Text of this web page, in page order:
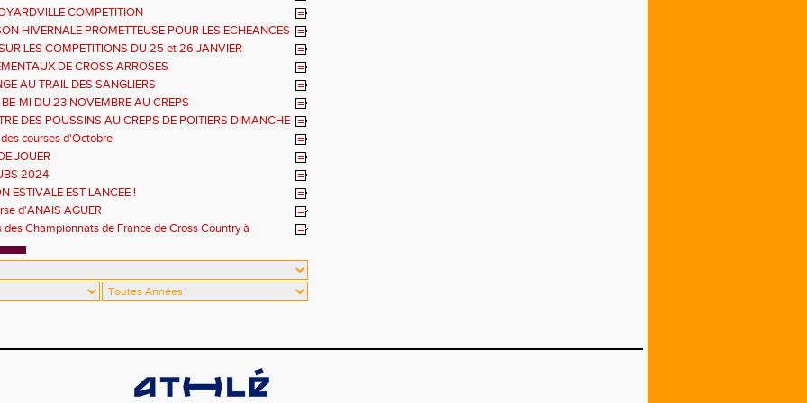
COMPETITION
HIVERNALE PROMETTEUSE POUR LES ECHEANCES
LES COMPETITIONS DU 25 et 26 JANVIER
DE CROSS ARROSES
AU TRAIL DES SANGLIERS
BE-MI DU 23 NOVEMBRE AU CREPS
DES POUSSINS AU CREPS DE POITIERS DIMANCHE
courses d'Octobre
JOUER
2024
ESTIVALE EST LANCEE !
d'ANAIS AGUER
des Championnats de France de Cross Country à